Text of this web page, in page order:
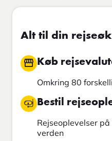
Alt til din
Køb
Omkring 80
Bestil
Rejseoplevelser
verden